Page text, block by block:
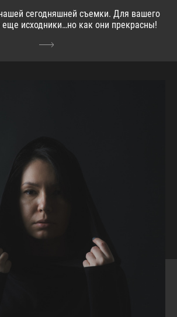
сегодняшней съемки. Для вашего
еще исходники…но как они прекрасны!